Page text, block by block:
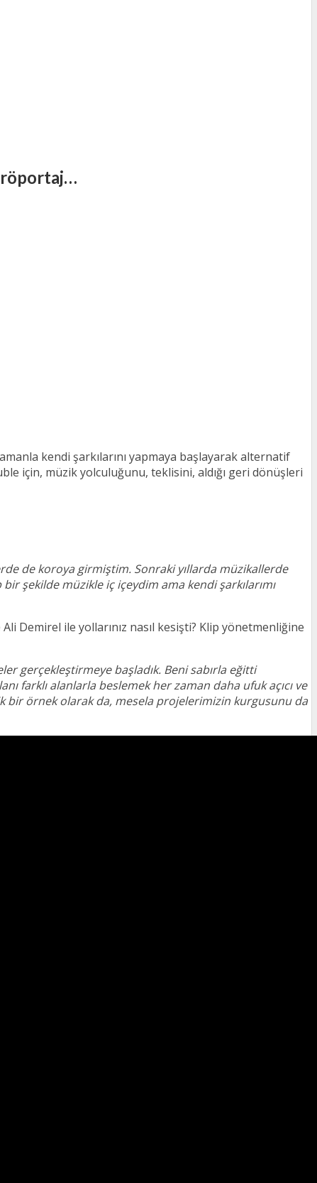
röportaj…
kendi şarkılarını yapmaya başlayarak alternatif
için, müzik yolculuğunu, teklisini, aldığı geri dönüşleri
de koroya girmiştim. Sonraki yıllarda müzikallerde
şekilde müzikle iç içeydim ama kendi şarkılarımı
Demirel ile yollarınız nasıl kesişti? Klip yönetmenliğine
gerçekleştirmeye başladık. Beni sabırla eğitti
farklı alanlarla beslemek her zaman daha ufuk açıcı ve
bir örnek olarak da, mesela projelerimizin kurgusunu da